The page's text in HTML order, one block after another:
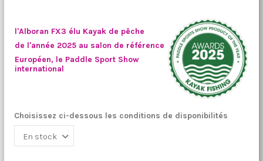
l'Alboran FX3 élu Kayak de pêche
de l'année 2025 au salon de référence
Européen, le Paddle Sport Show
international
Choisissez ci-dessous les conditions de disponibilités